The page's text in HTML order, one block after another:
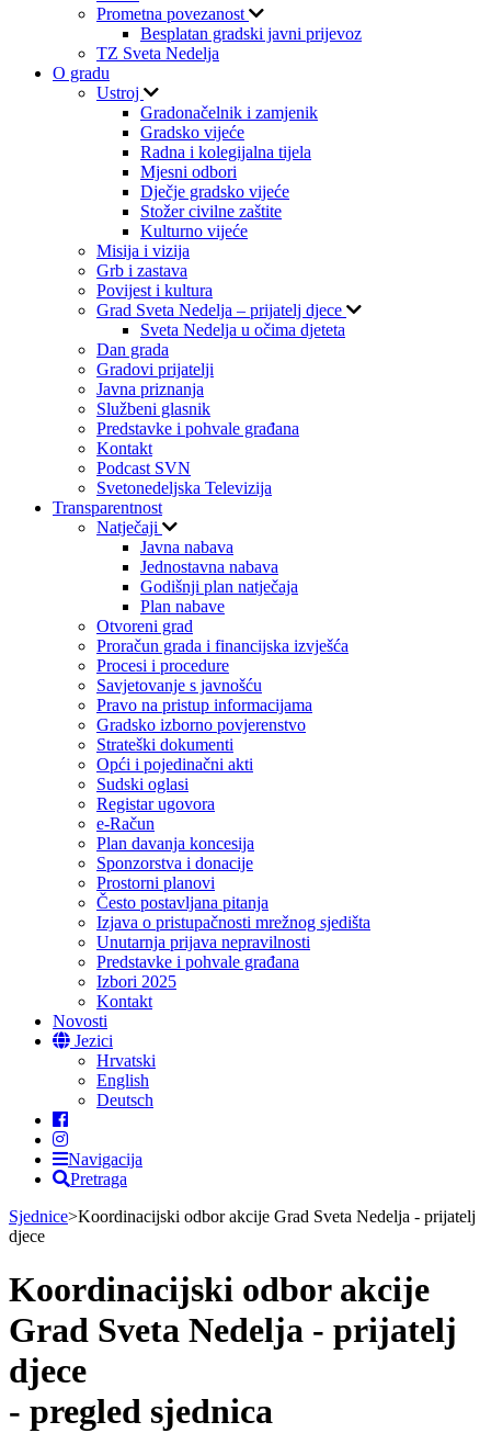
Prometna povezanost
Besplatan gradski javni prijevoz
TZ Sveta Nedelja
O gradu
Ustroj
Gradonačelnik i zamjenik
Gradsko vijeće
Radna i kolegijalna tijela
Mjesni odbori
Dječje gradsko vijeće
Stožer civilne zaštite
Kulturno vijeće
Misija i vizija
Grb i zastava
Povijest i kultura
Grad Sveta Nedelja – prijatelj djece
Sveta Nedelja u očima djeteta
Dan grada
Gradovi prijatelji
Javna priznanja
Službeni glasnik
Predstavke i pohvale građana
Kontakt
Podcast SVN
Svetonedeljska Televizija
Transparentnost
Natječaji
Javna nabava
Jednostavna nabava
Godišnji plan natječaja
Plan nabave
Otvoreni grad
Proračun grada i financijska izvješća
Procesi i procedure
Savjetovanje s javnošću
Pravo na pristup informacijama
Gradsko izborno povjerenstvo
Strateški dokumenti
Opći i pojedinačni akti
Sudski oglasi
Registar ugovora
e-Račun
Plan davanja koncesija
Sponzorstva i donacije
Prostorni planovi
Često postavljana pitanja
Izjava o pristupačnosti mrežnog sjedišta
Unutarnja prijava nepravilnosti
Predstavke i pohvale građana
Izbori 2025
Kontakt
Novosti
Jezici
Hrvatski
English
Deutsch
Navigacija
Pretraga
Sjednice>Koordinacijski odbor akcije Grad Sveta Nedelja - prijatelj
djece
Koordinacijski odbor akcije
Grad Sveta Nedelja - prijatelj
djece
- pregled sjednica